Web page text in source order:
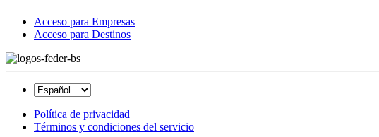
Acceso para Empresas
Acceso para Destinos
Política de privacidad
Términos y condiciones del servicio